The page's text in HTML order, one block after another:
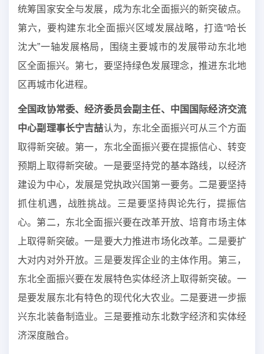
统筹国家安全与发展，成为东北全面振兴的新突破点。
第六，要构建东北全面振兴区域发展战略，打造“哈长
沈大”一轴发展格局，围绕主要城市的发展带动东北地
区全面振兴。第七，要坚持绿色发展理念，推进东北地
区再城市化进程。
全国政协常委、经济委员会副主任、中国国际经济交流
中心副理事长宁吉喆认为，东北全面振兴可从三个方面
取得新突破。第一，东北全面振兴要在提振信心、转变
预期上取得新突破。一是要坚持党的基本路线，以经济
建设为中心，发展是党执政兴国第一要务。二是要坚持
抓住机遇，战胜挑战。三是要坚持舆论先行，提振信
心。第二，东北全面振兴要在改革开放、培育市场主体
上取得新突破。一是要大力推进市场化改革。二是要扩
大对内对外开放。三是要发挥企业的主体作用。第三，
东北全面振兴要在发展特色实体经济上取得新突破。一
是要发展东北有特色的现代化大农业。二是要进一步振
兴东北装备制造业。三是要推动东北数字经济和实体经
济深度融合。